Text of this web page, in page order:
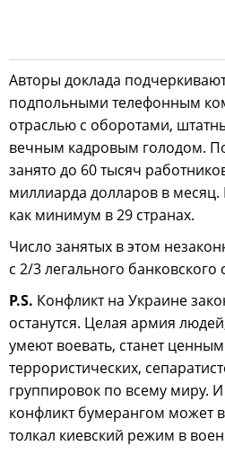
Авторы доклада
подпольными телефонным
отраслью с оборотами,
вечным кадровым голодом.
занято до 60 тысяч
миллиарда долларов в
как минимум в 29 странах.
Число занятых в этом
с 2/3 легального банковского
P.S. Конфликт на Украине
останутся. Целая армия
умеют воевать, станет
террористических,
группировок по всему миру. И
конфликт бумерангом может
толкал киевский режим в